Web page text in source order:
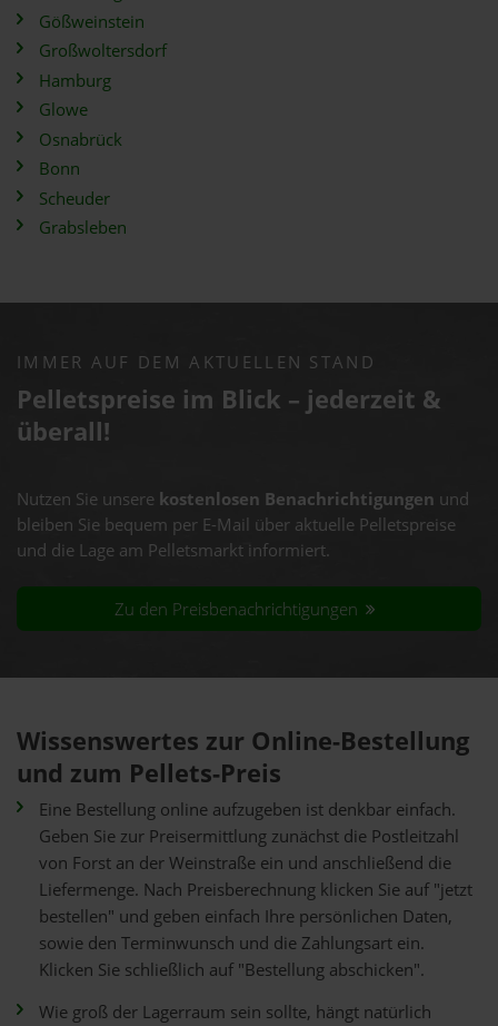
Gößweinstein
Großwoltersdorf
Hamburg
Glowe
Osnabrück
Bonn
Scheuder
Grabsleben
IMMER AUF DEM AKTUELLEN STAND
Pelletspreise im Blick – jederzeit &
überall!
Nutzen Sie unsere kostenlosen Benachrichtigungen und
bleiben Sie bequem per E-Mail über aktuelle Pelletspreise
und die Lage am Pelletsmarkt informiert.
Zu den Preisbenachrichtigungen
Wissenswertes zur Online-Bestellung
und zum Pellets-Preis
Eine Bestellung online aufzugeben ist denkbar einfach.
Geben Sie zur Preisermittlung zunächst die Postleitzahl
von Forst an der Weinstraße ein und anschließend die
Liefermenge. Nach Preisberechnung klicken Sie auf "jetzt
bestellen" und geben einfach Ihre persönlichen Daten,
sowie den Terminwunsch und die Zahlungsart ein.
Klicken Sie schließlich auf "Bestellung abschicken".
Wie groß der Lagerraum sein sollte, hängt natürlich